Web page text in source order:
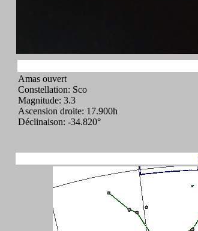
Amas ouvert
Constellation: Sco
Magnitude: 3.3
Ascension droite: 17.900h
Déclinaison: -34.820°